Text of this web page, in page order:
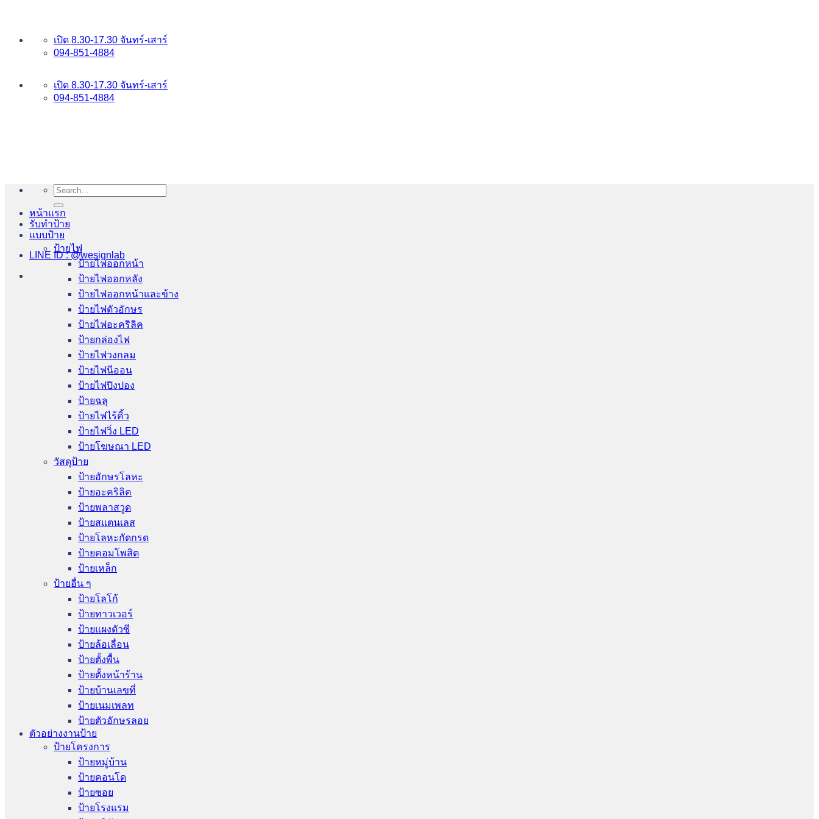
เปิด 8.30-17.30 จันทร์-เสาร์
094-851-4884
เปิด 8.30-17.30 จันทร์-เสาร์
094-851-4884
LINE ID : @wesignlab
Search
for:
หน้าแรก
รับทำป้าย
แบบป้าย
ป้ายไฟ
ป้ายไฟออกหน้า
ป้ายไฟออกหลัง
ป้ายไฟออกหน้าและข้าง
ป้ายไฟตัวอักษร
ป้ายไฟอะคริลิค
ป้ายกล่องไฟ
ป้ายไฟวงกลม
ป้ายไฟนีออน
ป้ายไฟปิงปอง
ป้ายฉลุ
ป้ายไฟไร้คิ้ว
ป้ายไฟวิ่ง LED
ป้ายโฆษณา LED
วัสดุป้าย
ป้ายอักษรโลหะ
ป้ายอะคริลิค
ป้ายพลาสวูด
ป้ายสแตนเลส
ป้ายโลหะกัดกรด
ป้ายคอมโพสิต
ป้ายเหล็ก
ป้ายอื่น ๆ
ป้ายโลโก้
ป้ายทาวเวอร์
ป้ายแผงตัวซี
ป้ายล้อเลื่อน
ป้ายตั้งพื้น
ป้ายตั้งหน้าร้าน
ป้ายบ้านเลขที่
ป้ายเนมเพลท
ป้ายตัวอักษรลอย
ตัวอย่างงานป้าย
ป้ายโครงการ
ป้ายหมู่บ้าน
ป้ายคอนโด
ป้ายซอย
ป้ายโรงแรม